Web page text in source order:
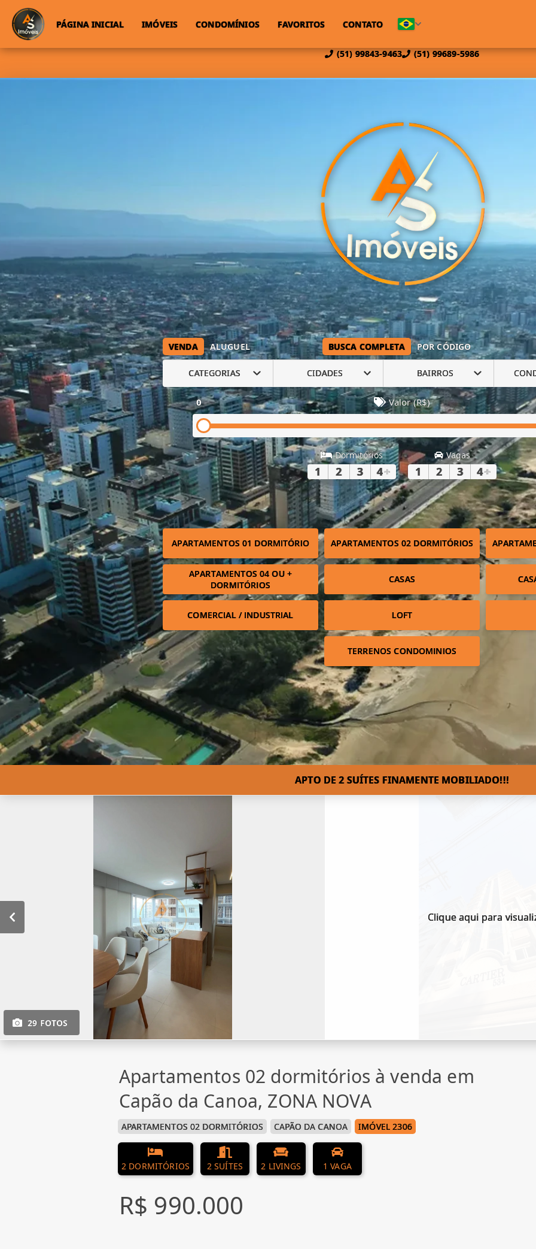
(51) 99843-9463 (51) 99689-5986
PÁGINA INICIAL IMÓVEIS CONDOMÍNIOS FAVORITOS CONTATO
VENDA ALUGUEL BUSCA COMPLETA POR CÓDIGO
CATEGORIAS CIDADES BAIRROS
0 Valor (R$)
Dormitórios
1 2 3 4+
Vagas
1 2 3 4+
APARTAMENTOS 01 DORMITÓRIO APARTAMENTOS 02 DORMITÓRIOS
APARTAMENTOS 04 OU +
DORMITÓRIOS
CASAS
COMERCIAL / INDUSTRIAL LOFT
TERRENOS CONDOMINIOS
APTO DE 2 SUÍTES FINAMENTE MOBILIADO!!!
29 FOTOS
Clique aqui para
Apartamentos 02 dormitórios à venda em
Capão da Canoa, ZONA NOVA
APARTAMENTOS 02 DORMITÓRIOS CAPÃO DA CANOA IMÓVEL 2306
2 DORMITÓRIOS 2 SUÍTES 2 LIVINGS 1 VAGA
R$ 990.000